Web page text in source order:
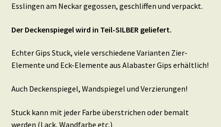
Esslingen am Neckar gegossen, geschliffen und verpackt.
Der Deckenspiegel wird in Teil-SILBER geliefert.
Echter Gips Stuck, viele verschiedene Varianten Zier-
Elemente und Eck-Elemente aus Alabaster Gips erhältlich!
Auch Deckenspiegel, Wandspiegel und Verzierungen!
Stuck kann mit jeder Farbe überstrichen oder bemalt
werden (Lack, Wandfarbe etc.)